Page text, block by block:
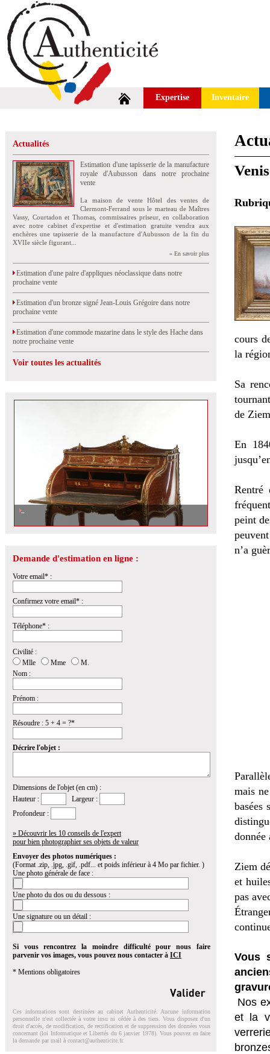
Expertise Inventaire
Actualités
Estimation d'une tapisserie de la manufacture
royale d'Aubusson dans notre prochaine
vente
La maison de vente Hôtel des ventes de
Clermont-Ferrand sous le marteau de Maîtres
Vassy, Courtadon et Thomas, commissaires priseur, en collaboration
avec notre cabinet d'expertise et d'estimation gratuite vendra aux
enchères une tapisserie de la manufacture d'Aubusson de la fin du
XVIIe siècle figurant...
» En savoir plus
Estimation d'une paire d'appliques néoclassique dans notre
prochaine vente
Estimation d'un bronze signé Jean-Louis Grégoire dans notre
prochaine vente
Estimation d'une commode mazarine dans le style des Hache dans
notre prochaine vente
Voir toutes les actualités
Demande d'estimation en ligne :
Votre email* :
Confirmez votre email* :
Téléphone* :
Civilité :
Mlle
Mme
M.
Nom :
Prénom :
Résoudre : 5 + 4 = ?*
Décrire l'objet :
Dimensions de l'objet (en cm) :
Hauteur :
Largeur :
Profondeur :
» Découvrir les 10 conseils de l'expert
pour bien photographier ses objets de valeur
Envoyer des photos numériques :
(Format .zip, .jpg, .gif, .pdf... et poids inférieur à 4 Mo par fichier. )
Une photo générale de face :
Une photo du dos ou du dessous :
Une signature ou un détail :
Si vous rencontrez la moindre difficulté pour nous faire
parvenir vos images, vous pouvez nous contacter à ICI
* Mentions obligatoires
Ces informations sont destinées au cabinet Authenticité. Aucune information
personnelle n'est collectée à votre insu ni cédée à des tiers. Vous disposez d'un
droit d'accés, de modification, de rectification et de suppression des données vous
concernant (loi Informatique et Libertés du 6 janvier 1978). Vous pouvez en faire
la demande par mail à contact@authenticite.fr.
cours
la
Sa
de
En
Rentré
peint
n’a
mais
basées
donnée
Ziem
et
pas
Vous
Nos
et la